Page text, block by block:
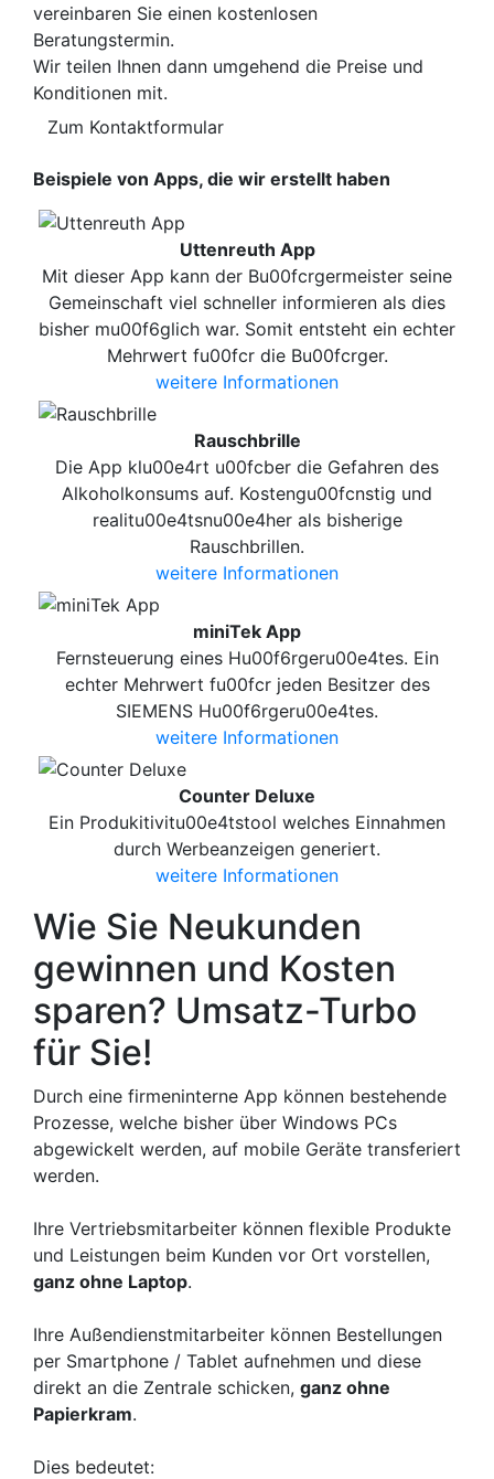
vereinbaren Sie einen kostenlosen
Beratungstermin.
Wir teilen Ihnen dann umgehend die Preise und
Konditionen mit.
Zum Kontaktformular
Beispiele von Apps, die wir erstellt haben
Uttenreuth App
Mit dieser App kann der Bu00fcrgermeister seine
Gemeinschaft viel schneller informieren als dies
bisher mu00f6glich war. Somit entsteht ein echter
Mehrwert fu00fcr die Bu00fcrger.
weitere Informationen
Rauschbrille
Die App klu00e4rt u00fcber die Gefahren des
Alkoholkonsums auf. Kostengu00fcnstig und
realitu00e4tsnu00e4her als bisherige
Rauschbrillen.
weitere Informationen
miniTek App
Fernsteuerung eines Hu00f6rgeru00e4tes. Ein
echter Mehrwert fu00fcr jeden Besitzer des
SIEMENS Hu00f6rgeru00e4tes.
weitere Informationen
Counter Deluxe
Ein Produkitivitu00e4tstool welches Einnahmen
durch Werbeanzeigen generiert.
weitere Informationen
Wie Sie Neukunden
gewinnen und Kosten
sparen? Umsatz-Turbo
für Sie!
Durch eine firmeninterne App können bestehende
Prozesse, welche bisher über Windows PCs
abgewickelt werden, auf mobile Geräte transferiert
werden.
Ihre Vertriebsmitarbeiter können flexible Produkte
und Leistungen beim Kunden vor Ort vorstellen,
ganz ohne Laptop.
Ihre Außendienstmitarbeiter können Bestellungen
per Smartphone / Tablet aufnehmen und diese
direkt an die Zentrale schicken, ganz ohne
Papierkram.
Dies bedeutet: